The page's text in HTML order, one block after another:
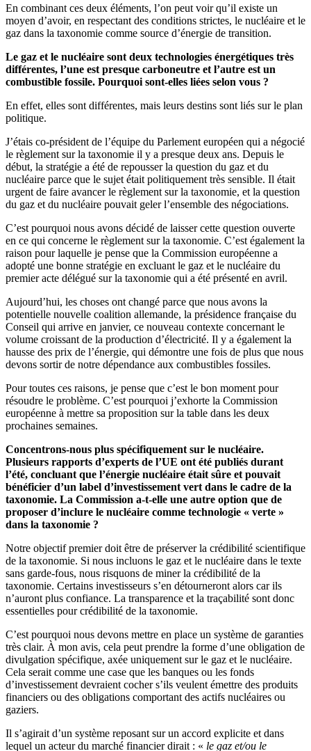
En combinant ces deux éléments, l’on peut voir qu’il existe un
moyen d’avoir, en respectant des conditions strictes, le nucléaire et le
gaz dans la taxonomie comme source d’énergie de transition.
Le gaz et le nucléaire sont deux technologies énergétiques très
différentes, l’une est presque carboneutre et l’autre est un
combustible fossile. Pourquoi sont-elles liées selon vous ?
En effet, elles sont différentes, mais leurs destins sont liés sur le plan
politique.
J’étais co-président de l’équipe du Parlement européen qui a négocié
le règlement sur la taxonomie il y a presque deux ans. Depuis le
début, la stratégie a été de repousser la question du gaz et du
nucléaire parce que le sujet était politiquement très sensible. Il était
urgent de faire avancer le règlement sur la taxonomie, et la question
du gaz et du nucléaire pouvait geler l’ensemble des négociations.
C’est pourquoi nous avons décidé de laisser cette question ouverte
en ce qui concerne le règlement sur la taxonomie. C’est également la
raison pour laquelle je pense que la Commission européenne a
adopté une bonne stratégie en excluant le gaz et le nucléaire du
premier acte délégué sur la taxonomie qui a été présenté en avril.
Aujourd’hui, les choses ont changé parce que nous avons la
potentielle nouvelle coalition allemande, la présidence française du
Conseil qui arrive en janvier, ce nouveau contexte concernant le
volume croissant de la production d’électricité. Il y a également la
hausse des prix de l’énergie, qui démontre une fois de plus que nous
devons sortir de notre dépendance aux combustibles fossiles.
Pour toutes ces raisons, je pense que c’est le bon moment pour
résoudre le problème. C’est pourquoi j’exhorte la Commission
européenne à mettre sa proposition sur la table dans les deux
prochaines semaines.
Concentrons-nous plus spécifiquement sur le nucléaire.
Plusieurs rapports d’experts de l’UE ont été publiés durant
l’été, concluant que l’énergie nucléaire était sûre et pouvait
bénéficier d’un label d’investissement vert dans le cadre de la
taxonomie. La Commission a-t-elle une autre option que de
proposer d’inclure le nucléaire comme technologie « verte »
dans la taxonomie ?
Notre objectif premier doit être de préserver la crédibilité scientifique
de la taxonomie. Si nous incluons le gaz et le nucléaire dans le texte
sans garde-fous, nous risquons de miner la crédibilité de la
taxonomie. Certains investisseurs s’en détourneront alors car ils
n’auront plus confiance. La transparence et la traçabilité sont donc
essentielles pour crédibilité de la taxonomie.
C’est pourquoi nous devons mettre en place un système de garanties
très clair. À mon avis, cela peut prendre la forme d’une obligation de
divulgation spécifique, axée uniquement sur le gaz et le nucléaire.
Cela serait comme une case que les banques ou les fonds
d’investissement devraient cocher s’ils veulent émettre des produits
financiers ou des obligations comportant des actifs nucléaires ou
gaziers.
Il s’agirait d’un système reposant sur un accord explicite et dans
lequel un acteur du marché financier dirait : « le gaz et/ou le